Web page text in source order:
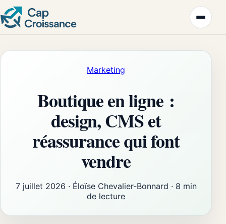
Marketing
Boutique en ligne :
design, CMS et
réassurance qui font
vendre
7 juillet 2026 · Éloïse Chevalier-Bonnard · 8 min
de lecture